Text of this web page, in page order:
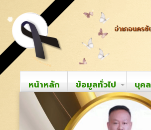
หน้าหลัก ข้อมูลทั่วไป บุค